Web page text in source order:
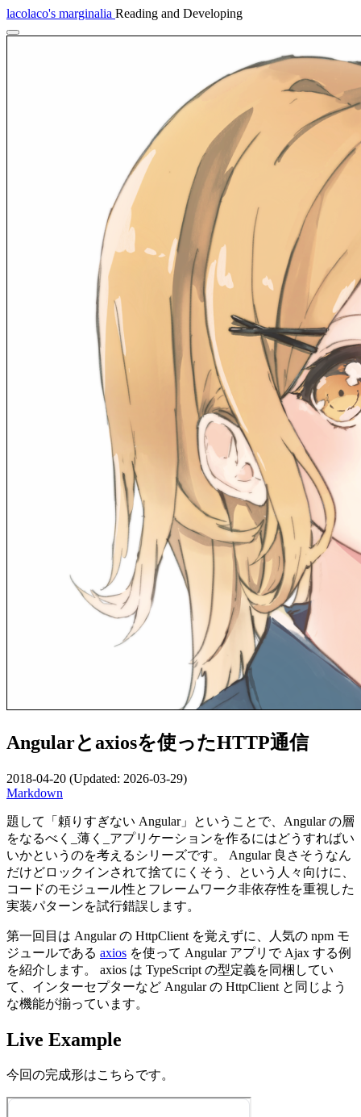
lacolaco's marginalia Reading and Developing
Angularとaxiosを使ったHTTP通信
2018-04-20 (Updated: 2026-03-29)
Markdown
題して「頼りすぎない Angular」ということで、Angular の層
をなるべく_薄く_アプリケーションを作るにはどうすればい
いかというのを考えるシリーズです。 Angular 良さそうなん
だけどロックインされて捨てにくそう、という人々向けに、
コードのモジュール性とフレームワーク非依存性を重視した
実装パターンを試行錯誤します。
第一回目は Angular の HttpClient を覚えずに、人気の npm モ
ジュールである axios を使って Angular アプリで Ajax する例
を紹介します。 axios は TypeScript の型定義を同梱してい
て、インターセプターなど Angular の HttpClient と同じよう
な機能が揃っています。
Live Example
今回の完成形はこちらです。